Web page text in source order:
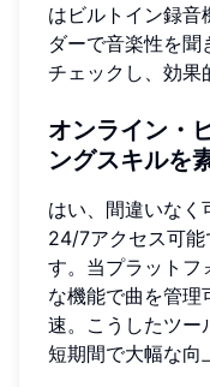
はビルトイン録音
ダーで音楽性を
チェックし、効果
オンライン・
ングスキルを
はい、間違いなく
24/7アクセス可能
す。当プラットフ
な機能で曲を管理
速。こうしたツー
短期間で大幅な向